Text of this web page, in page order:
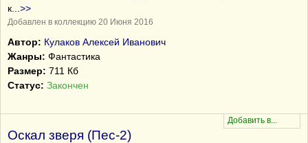
к
>>
Добавлен в коллекцию 20 Июня 2016
Автор: Кулаков Алексей Иванович
Жанры: Фантастика
Размер: 711 Кб
Статус: Закончен
Оскал зверя (Пес-2)